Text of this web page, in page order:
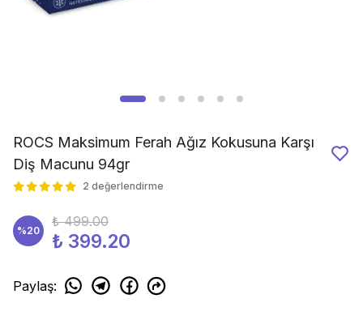
ROCS Maksimum Ferah Ağız Kokusuna Karşı
Diş Macunu 94gr
2 değerlendirme
%20
₺ 499.00
₺ 399.20
Paylaş: